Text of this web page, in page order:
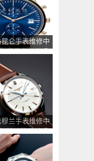
仑手表维修中
_葫芦岛昆仑手
后服务点查询
穆兰手表维修中
_洛阳法穆兰手
服务点查询